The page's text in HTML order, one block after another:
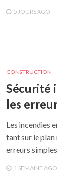
5 JOURSAGO
CONSTRUCTION
Sécurité
les
Les incendies
tant sur le plan
erreurs
1 SEMAINE AGO